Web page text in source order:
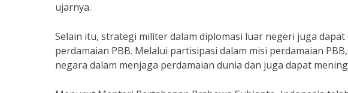
ujarnya.
Selain itu, strategi militer dalam diplomasi luar negeri juga
perdamaian PBB. Melalui partisipasi dalam misi perdamaian
negara dalam menjaga perdamaian dunia dan juga dapat